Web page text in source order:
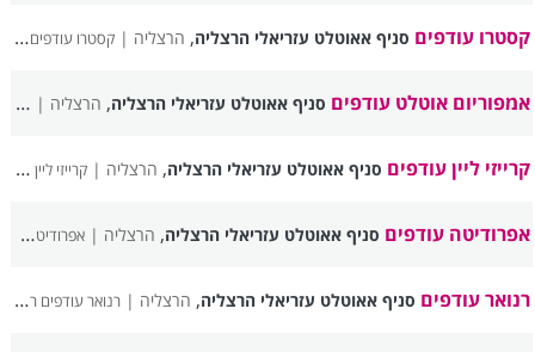
קסטרו עודפים סניף אאוטלט עזריאלי הרצליה, הרצליה |קסטרו עודפים רשימת סניפים
אמפוריום אוטלט עודפים סניף אאוטלט עזריאלי הרצליה, הרצליה |
קרייזי ליין עודפים סניף אאוטלט עזריאלי הרצליה, הרצליה |קרייזי ליין עודפים רשימת סניפים
אפרודיטה עודפים סניף אאוטלט עזריאלי הרצליה, הרצליה |אפרודיטה עודפים רשימת סניפים
רנואר עודפים סניף אאוטלט עזריאלי הרצליה, הרצליה |רנואר עודפים רשימת סניפים